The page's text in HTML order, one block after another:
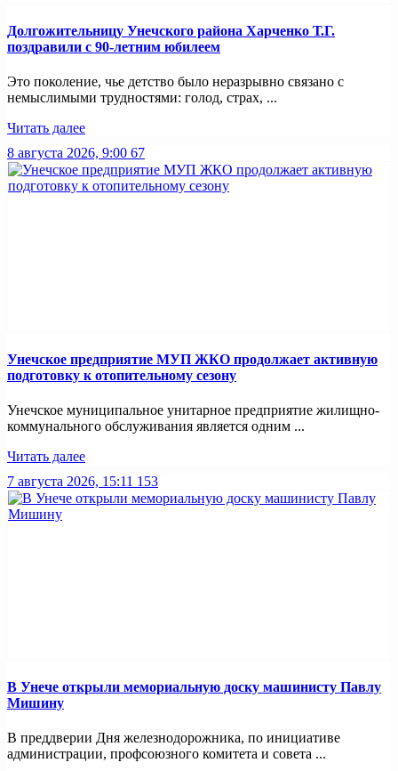
Долгожительницу Унечского района Харченко Т.Г.
поздравили с 90-летним юбилеем
Это поколение, чье детство было неразрывно связано с
немыслимыми трудностями: голод, страх, ...
Читать далее
8 августа 2026, 9:00 67
Унечское предприятие МУП ЖКО продолжает активную
подготовку к отопительному сезону
Унечское муниципальное унитарное предприятие жилищно-
коммунального обслуживания является одним ...
Читать далее
7 августа 2026, 15:11 153
В Унече открыли мемориальную доску машинисту Павлу
Мишину
В преддверии Дня железнодорожника, по инициативе
администрации, профсоюзного комитета и совета ...